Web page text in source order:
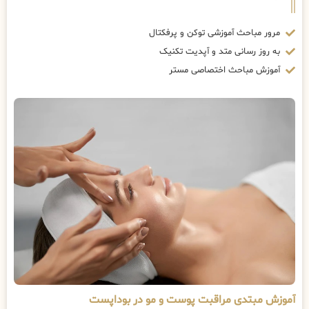
مرور مباحث آموزشی توکن و پرفکتال
به روز رسانی متد و آپدیت تکنیک
آموزش مباحث اختصاصی مستر
آموزش مبتدی مراقبت پوست و مو در بوداپست